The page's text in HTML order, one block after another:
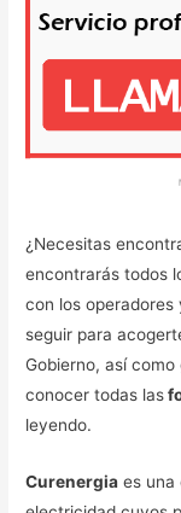
¿Necesitas
encontrarás todos
con los operadores
seguir para
Gobierno, así
conocer todas las
leyendo.
Curenergia es una